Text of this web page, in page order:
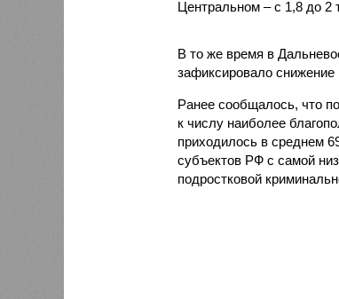
Центральном – с 1,8 до 2
В то же время в
зафиксировало снижение
Ранее сообщалось, что
к числу наиболее
приходилось в среднем
субъектов РФ с самой
подростковой